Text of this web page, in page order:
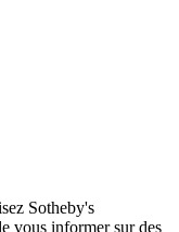
Sotheby's
vous informer sur des